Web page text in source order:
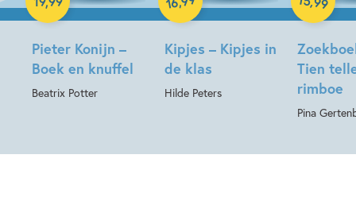
Pieter Konijn –
Boek en knuffel
Beatrix Potter
Kipjes – Kipjes in
de klas
Hilde Peters
Tien
rimboe
Pina